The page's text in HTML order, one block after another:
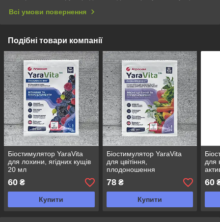
Всі умови повернення
Подібні товари компанії
Біостимулятор YaraVita
для лохини, ягідних кущів
20 мл
60 ₴
Купити
Біостимулятор YaraVita
для цвітіння,
плодоношення
овочевих,фруктових,
ягідних рослин 25 мл
78₴
Купити
для
60